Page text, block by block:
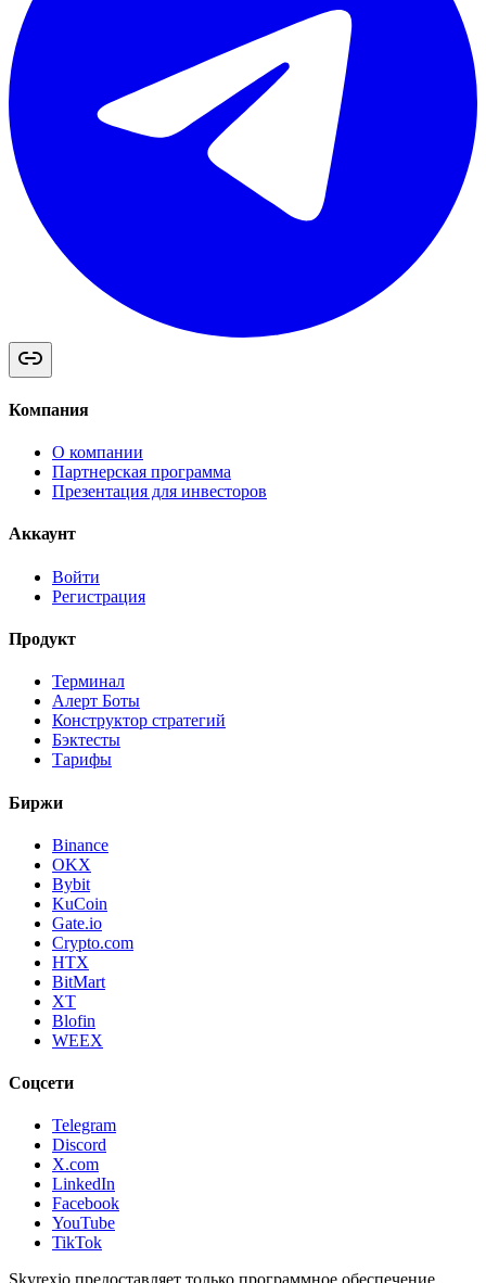
Компания
О компании
Партнерская программа
Презентация для инвесторов
Аккаунт
Войти
Регистрация
Продукт
Терминал
Алерт Боты
Конструктор стратегий
Бэктесты
Тарифы
Биржи
Binance
OKX
Bybit
KuCoin
Gate.io
Crypto.com
HTX
BitMart
XT
Blofin
WEEX
Соцсети
Telegram
Discord
X.com
LinkedIn
Facebook
YouTube
TikTok